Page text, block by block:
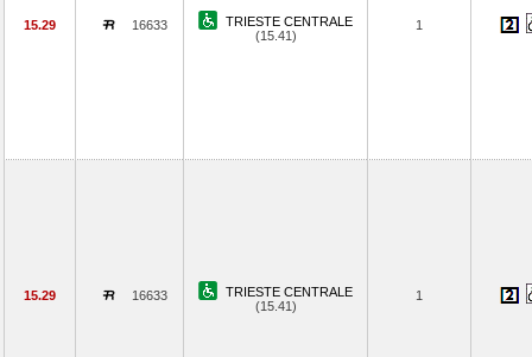
15.29 16633
TRIESTE CENTRALE
(15.41)
1
15.29 16633
TRIESTE CENTRALE
(15.41)
1